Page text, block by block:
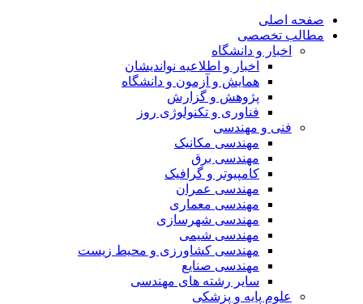
صفحه اصلی
مطالب تخصصی
اخبار و دانشگاه
اخبار و اطلاعیه نواندیشان
همایش و آزمون و دانشگاه
پژوهش و گزارش
فناوری و تکنولوژی روز
فنی و مهندسی
مهندسی مکانیک
مهندسی برق
کامپیوتر و گرافیک
مهندسی عمران
مهندسی معماری
مهندسی شهرسازی
مهندسی شیمی
مهندسی کشاورزی و محیط زیست
مهندسی صنایع
سایر رشته های مهندسی
علوم پایه و پزشکی